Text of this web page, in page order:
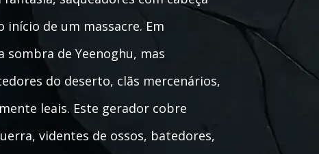
de um massacre. Em
sombra de Yeenoghu, mas
do deserto, clãs mercenários,
leais. Este gerador cobre
videntes de ossos, batedores,